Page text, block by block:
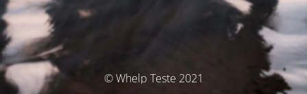
© Whelp Teste 2021